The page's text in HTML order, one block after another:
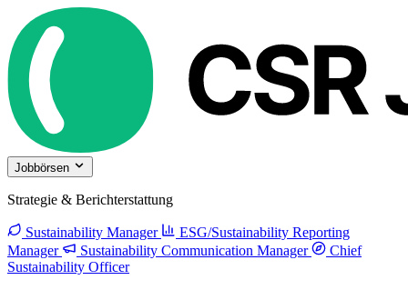
Jobbörsen
Strategie & Berichterstattung
Sustainability Manager
ESG/Sustainability Reporting
Manager
Sustainability Communication Manager
Chief
Sustainability Officer